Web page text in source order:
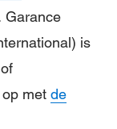
Garance
is
met de